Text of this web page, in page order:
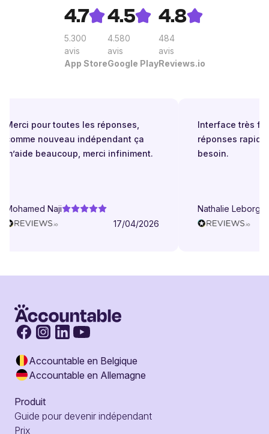
4.7
5.300
avis
App Store
4.5
4.580
avis
Google Play
4.8
484
avis
Reviews.io
pour toutes les réponses,
nouveau indépendant ça
beaucoup, merci infiniment.
Naji
17/04/2026
Interface très
réponses
besoin.
Nathalie Leborgne
Accountable en Belgique
Accountable en Allemagne
Produit
Guide pour devenir indépendant
Prix